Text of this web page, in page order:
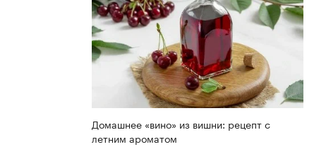
Домашнее «вино» из вишни: рецепт с
летним ароматом